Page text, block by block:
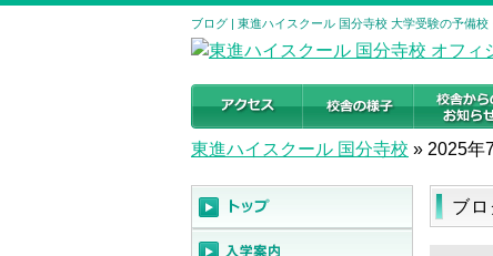
ブログ | 東進ハイスクール 国分寺校 大学受験の予備校
東進ハイスクール 国分寺校 » 2025年
ブ